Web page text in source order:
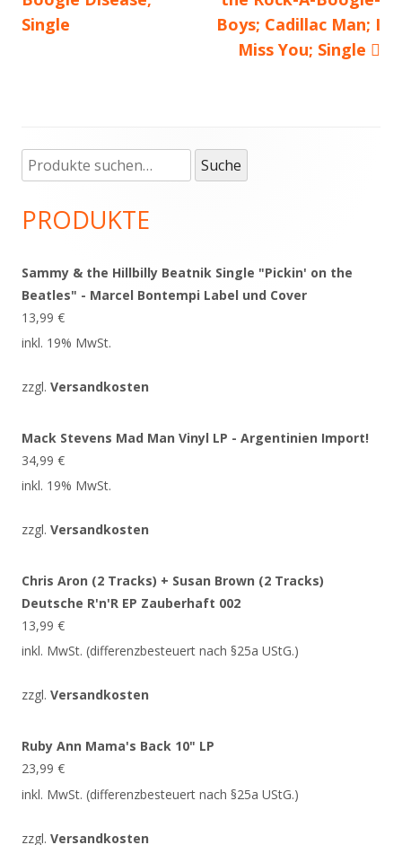
Single
Boys; Cadillac Man; I
Miss You; Single
Haupt-
Seitenleiste
Suche
nach:
Suche
PRODUKTE
Sammy & the Hillbilly Beatnik Single "Pickin' on the
Beatles" - Marcel Bontempi Label und Cover
13,99 €
inkl. 19% MwSt.
zzgl. Versandkosten
Mack Stevens Mad Man Vinyl LP - Argentinien Import!
34,99 €
inkl. 19% MwSt.
zzgl. Versandkosten
Chris Aron (2 Tracks) + Susan Brown (2 Tracks)
Deutsche R'n'R EP Zauberhaft 002
13,99 €
inkl. MwSt. (differenzbesteuert nach §25a UStG.)
zzgl. Versandkosten
Ruby Ann Mama's Back 10" LP
23,99 €
inkl. MwSt. (differenzbesteuert nach §25a UStG.)
zzgl. Versandkosten